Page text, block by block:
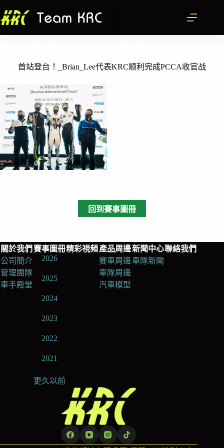
至
首站登台！_Brian_Lee代表KRC顺利完成PCCA收官战
回到賽事圖冊
關於我們
公司簡介
管理團隊
車手殿堂
賽事圖冊
2026
2025
2024
2023
2022
2021
更久以前
精彩視頻產品周邊
賽車周邊
車隊周邊
汽車模型
新聞中心
車隊新聞
聯絡我們